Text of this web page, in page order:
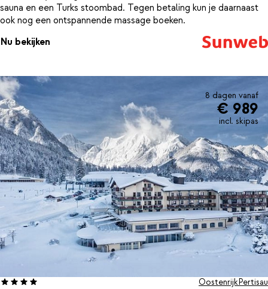
sauna en een Turks stoombad. Tegen betaling kun je daarnaast
ook nog een ontspannende massage boeken.
Nu bekijken
8 dagen vanaf
€ 989
incl. skipas
OostenrijkPertisau